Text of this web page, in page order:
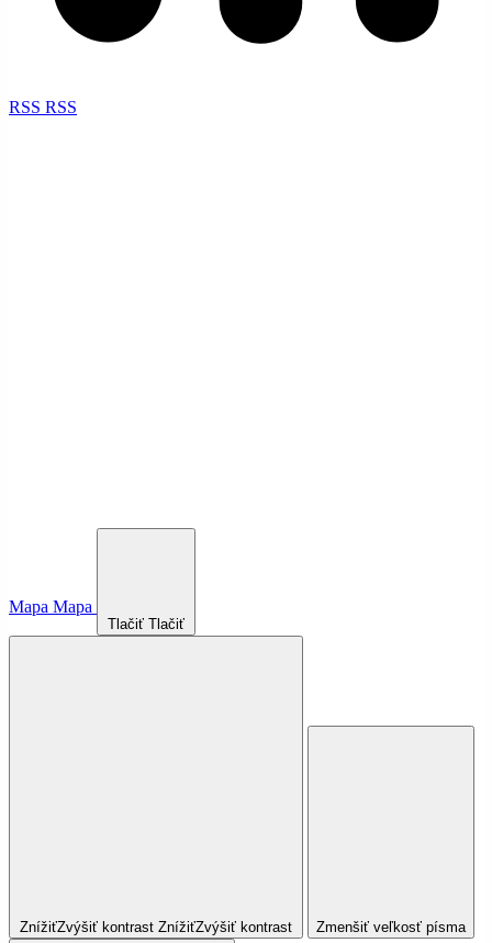
RSS RSS
Mapa Mapa
Tlačiť Tlačiť
ZnížiťZvýšiť kontrast ZnížiťZvýšiť kontrast Zmenšiť veľkosť písma